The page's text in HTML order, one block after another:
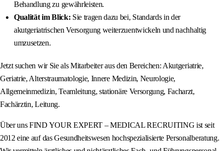
Behandlung zu gewährleisten.
Qualität im Blick: Sie tragen dazu bei, Standards in der
akutgeriatrischen Versorgung weiterzuentwickeln und nachhaltig
umzusetzen.
Jetzt suchen wir Sie als Mitarbeiter aus den Bereichen: Akutgeriatrie,
Geriatrie, Alterstraumatologie, Innere Medizin, Neurologie,
Allgemeinmedizin, Teamleitung, stationäre Versorgung, Facharzt,
Fachärztin, Leitung.
Über uns FIND YOUR EXPERT – MEDICAL RECRUITING ist seit
2012 eine auf das Gesundheitswesen hochspezialisierte Personalberatung.